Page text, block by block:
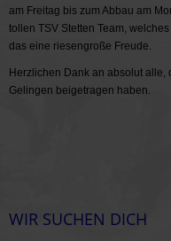
am Freitag bis zum Abbau am
tollen TSV Stetten Team,
das eine riesengroße Freude.
Herzlichen Dank an absolut alle,
Gelingen beigetragen haben.
WIR SUCHEN DICH